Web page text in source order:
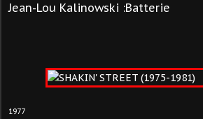
Jean-Lou Kalinowski :Batterie
1977